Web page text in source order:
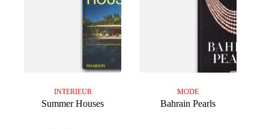
INTERIEUR
Summer Houses
MODE
Bahrain Pearls